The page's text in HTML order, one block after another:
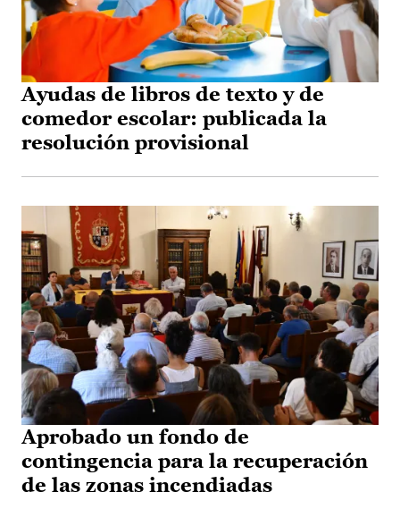
Ayudas de libros de texto y de
comedor escolar: publicada la
resolución provisional
Aprobado un fondo de
contingencia para la recuperación
de las zonas incendiadas